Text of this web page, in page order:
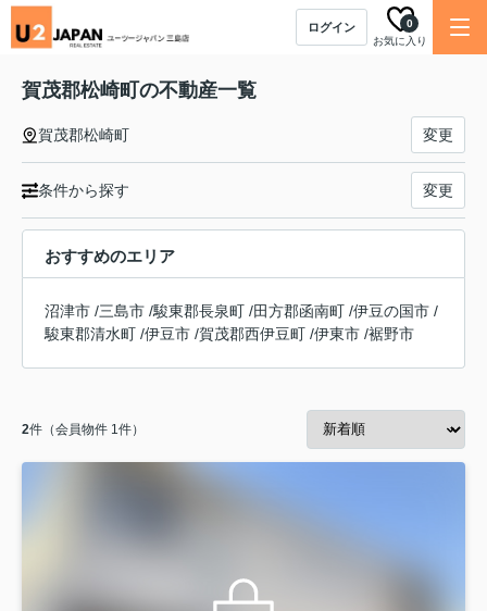
ログイン
お気に入り
0
賀茂郡松崎町の不動産一覧
賀茂郡松崎町 変更
条件から探す 変更
おすすめのエリア
沼津市 /三島市 /駿東郡長泉町 /田方郡函南町 /伊豆の国市 /
駿東郡清水町 /伊豆市 /賀茂郡西伊豆町 /伊東市 /裾野市
2件（会員物件 1件）